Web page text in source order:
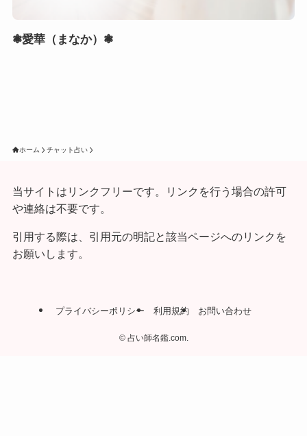
❃愛華（まなか）❃
ホーム チャット占い
当サイトはリンクフリーです。リンクを行う場合の許可
や連絡は不要です。
引用する際は、引用元の明記と該当ページへのリンクを
お願いします。
プライバシーポリシー 利用規約 お問い合わせ
©占い師名鑑.com.